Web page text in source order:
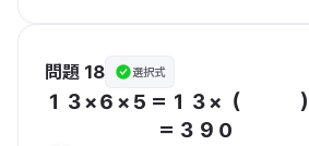
問題 18 選択式
１３×６×５＝１３×（　　　）
＝３９０